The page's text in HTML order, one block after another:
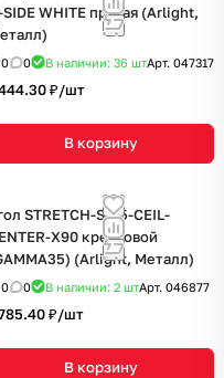
SIDE WHITE правая (Arlight,
0 0 В наличии: 36 штАрт. 047317
₽/шт
В корзину
STRETCH-S-35-CEIL-
X90 крестовой
(Arlight, Металл)
0 0 В наличии: 2 штАрт. 046877
₽/шт
В корзину